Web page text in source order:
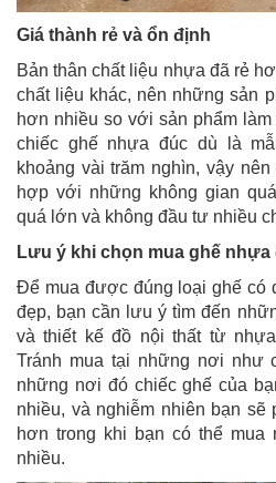
Giá thành rẻ và ổn định
Bản thân chất liệu nhựa đã rẻ
chất liệu khác, nên những sản
hơn nhiều so với sản phẩm
chiếc ghế nhựa đúc dù là
khoảng vài trăm nghìn, vậy
hợp với những không gian
quá lớn và không đầu tư nhiều
Lưu ý khi chọn mua ghế nhựa
Để mua được đúng loại ghế có
đẹp, bạn cần lưu ý tìm đến
và thiết kế đồ nội thất từ
Tránh mua tại những nơi như
những nơi đó chiếc ghế của
nhiều, và nghiễm nhiên bạn sẽ
hơn trong khi bạn có thể
nhiều.